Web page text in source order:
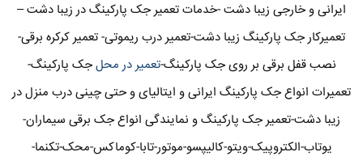
ایرانی و خارجی زیبا دشت -خدمات تعمیر جک پارکینگ در زیبا دشت –
تعمیرکار جک پارکینگ زیبا دشت-تعمیر درب ریموتی- تعمیر کرکره برقی-
نصب قفل برقی بر روی جک پارکینگ-تعمیر در محلجک پارکینگ-
تعمیرات انواع جک پارکینگ ایرانی و ایتالیای و حتی چینی درب منزل در
زیبا دشت-تعمیر جک پارکینگ و نمایندگی انواع جک برقی سیماران-
یوتاب-الکتروپیک-ویتو-کالیپسو-موتور-تابا-کوماکس-محک-تکنما-